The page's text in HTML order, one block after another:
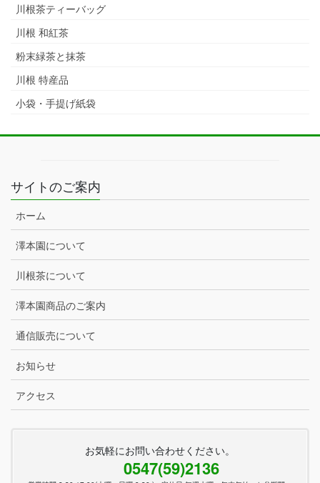
川根茶ティーバッグ
川根 和紅茶
粉末緑茶と抹茶
川根 特産品
小袋・手提げ紙袋
サイトのご案内
ホーム
澤本園について
川根茶について
澤本園商品のご案内
通信販売について
お知らせ
アクセス
お気軽にお問い合わせください。
0547(59)2136